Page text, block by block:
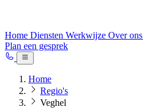
Home Diensten Werkwijze Over ons
Plan een gesprek
Home
Regio's
Veghel